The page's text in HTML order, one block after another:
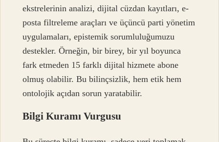
ekstrelerinin analizi, dijital cüzdan kayıtları, e-
posta filtreleme araçları ve üçüncü parti yönetim
uygulamaları, epistemik sorumluluğumuzu
destekler. Örneğin, bir birey, bir yıl boyunca
fark etmeden 15 farklı dijital hizmete abone
olmuş olabilir. Bu bilinçsizlik, hem etik hem
ontolojik açıdan sorun yaratabilir.
Bilgi Kuramı Vurgusu